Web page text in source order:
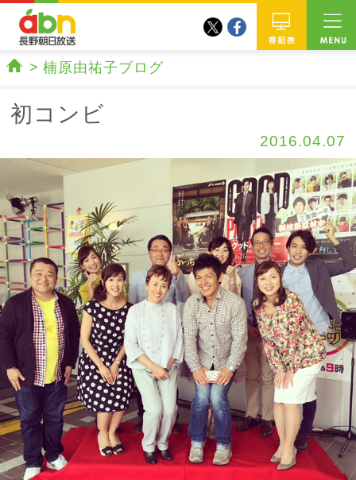
twitterfacebook
楠原由祐子ブログ
初コンビ
2016.04.07